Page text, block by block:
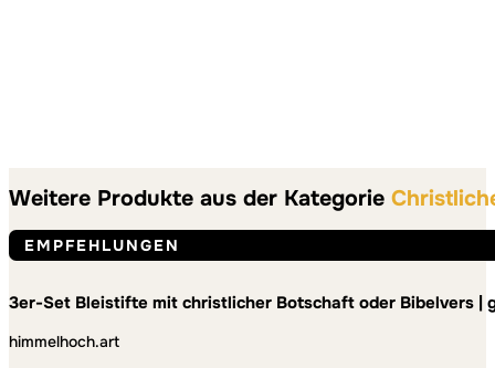
Weitere Produkte aus der Kategorie
EMPFEHLUNGEN
3er-Set Bleistifte mit christlicher Botschaft oder Bibelvers |
himmelhoch.art